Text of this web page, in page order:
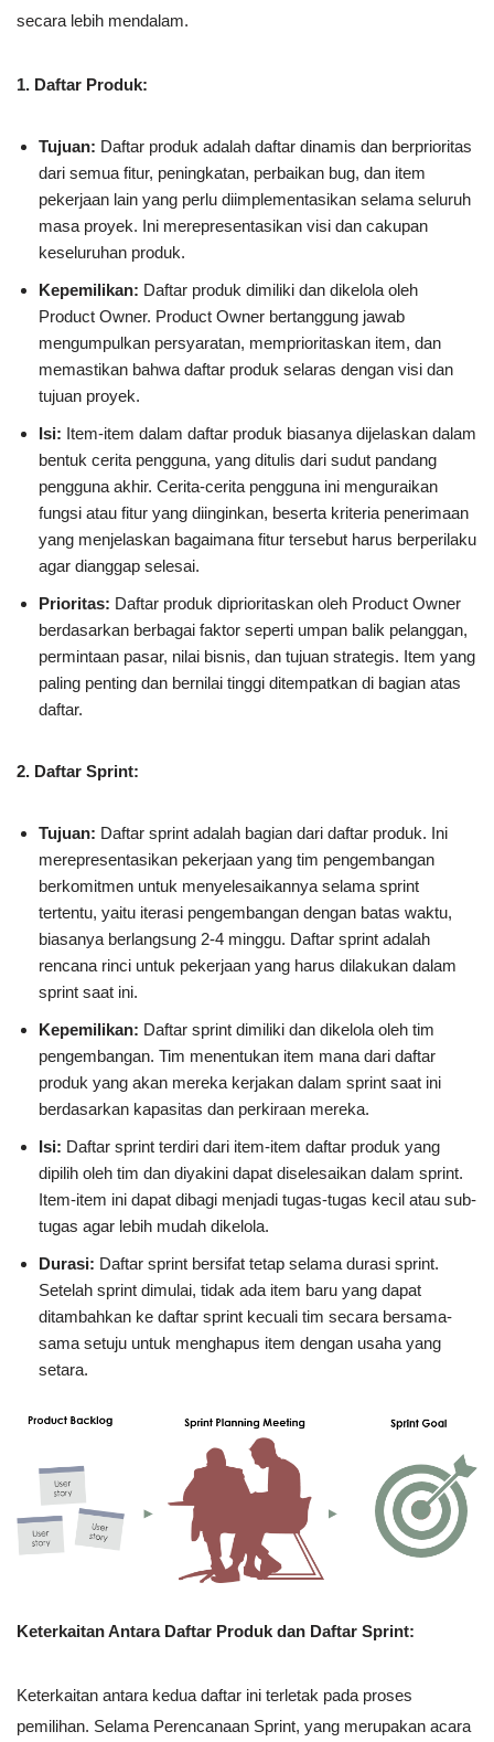
secara lebih mendalam.
1. Daftar Produk:
Tujuan: Daftar produk adalah daftar dinamis dan berprioritas
dari semua fitur, peningkatan, perbaikan bug, dan item
pekerjaan lain yang perlu diimplementasikan selama seluruh
masa proyek. Ini merepresentasikan visi dan cakupan
keseluruhan produk.
Kepemilikan: Daftar produk dimiliki dan dikelola oleh
Product Owner. Product Owner bertanggung jawab
mengumpulkan persyaratan, memprioritaskan item, dan
memastikan bahwa daftar produk selaras dengan visi dan
tujuan proyek.
Isi: Item-item dalam daftar produk biasanya dijelaskan dalam
bentuk cerita pengguna, yang ditulis dari sudut pandang
pengguna akhir. Cerita-cerita pengguna ini menguraikan
fungsi atau fitur yang diinginkan, beserta kriteria penerimaan
yang menjelaskan bagaimana fitur tersebut harus berperilaku
agar dianggap selesai.
Prioritas: Daftar produk diprioritaskan oleh Product Owner
berdasarkan berbagai faktor seperti umpan balik pelanggan,
permintaan pasar, nilai bisnis, dan tujuan strategis. Item yang
paling penting dan bernilai tinggi ditempatkan di bagian atas
daftar.
2. Daftar Sprint:
Tujuan: Daftar sprint adalah bagian dari daftar produk. Ini
merepresentasikan pekerjaan yang tim pengembangan
berkomitmen untuk menyelesaikannya selama sprint
tertentu, yaitu iterasi pengembangan dengan batas waktu,
biasanya berlangsung 2-4 minggu. Daftar sprint adalah
rencana rinci untuk pekerjaan yang harus dilakukan dalam
sprint saat ini.
Kepemilikan: Daftar sprint dimiliki dan dikelola oleh tim
pengembangan. Tim menentukan item mana dari daftar
produk yang akan mereka kerjakan dalam sprint saat ini
berdasarkan kapasitas dan perkiraan mereka.
Isi: Daftar sprint terdiri dari item-item daftar produk yang
dipilih oleh tim dan diyakini dapat diselesaikan dalam sprint.
Item-item ini dapat dibagi menjadi tugas-tugas kecil atau sub-
tugas agar lebih mudah dikelola.
Durasi: Daftar sprint bersifat tetap selama durasi sprint.
Setelah sprint dimulai, tidak ada item baru yang dapat
ditambahkan ke daftar sprint kecuali tim secara bersama-
sama setuju untuk menghapus item dengan usaha yang
setara.
Keterkaitan Antara Daftar Produk dan Daftar Sprint:
Keterkaitan antara kedua daftar ini terletak pada proses
pemilihan. Selama Perencanaan Sprint, yang merupakan acara